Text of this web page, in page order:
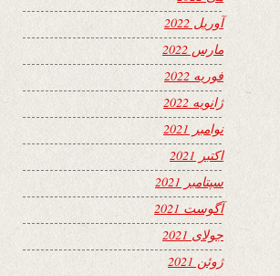
آوریل 2022
مارس 2022
فوریه 2022
ژانویه 2022
نوامبر 2021
اکتبر 2021
سپتامبر 2021
آگوست 2021
جولای 2021
ژوئن 2021